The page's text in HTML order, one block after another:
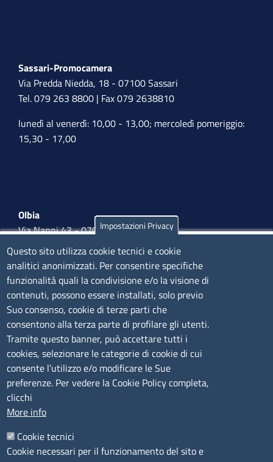
Sassari-Promocamera
Via Predda Niedda, 18 - 07100 Sassari
Tel. 079 263 8800 | Fax 079 2638810
lunedì al venerdì: 10,00 - 13,00; mercoledì pomeriggio:
15,30 - 17,00
Olbia
Via Nanni 43 - 07026 Olbia
Tel. 0789 66122 | 0789 69580
mail: ufficio.olbia@ss.camcom.it
lunedì al venerdì: 9,00 - 12,00; lunedì pomeriggio: 16,00
- 17,00
CONTATTI
Camera di Commercio, Industria, Artigianato e
Agricoltura di Sassari
PEC
P.IVA01047570906
Codice Fiscale
Codice Univoco per le fatture elettroniche: UFPXFS
Impostazioni Privacy
Questo sito utilizza cookie tecnici e cookie
analitici anonimizzati. Per consentire specifiche
funzionalità quali la condivisione e/o la visione di
contenuti, possono essere installati, solo previo
Suo consenso, cookie di terze parti che
consentono alla terza parte di profilare gli utenti.
Tramite questo banner, può accettare tutti i
cookies, selezionare le categorie di cookie di cui
consente l’utilizzo e/o modificare le Sue
preferenze. Per vedere la Cookie Policy completa,
clicchi
More info
Cookie tecnici
Cookie necessari per il funzionamento del sito e